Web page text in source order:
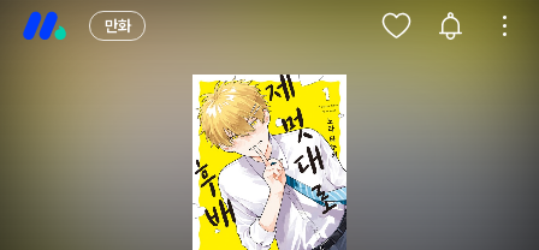
만화